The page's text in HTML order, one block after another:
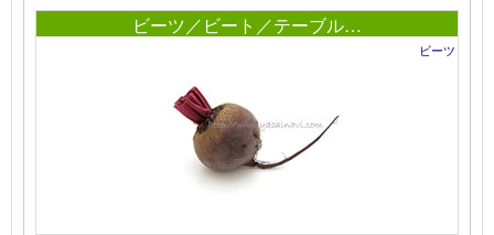
ビーツ／ビート／テーブル…
ビーツ